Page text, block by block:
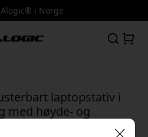
i Norge
laptopstativ i
med høyde- og
fleste bærbare